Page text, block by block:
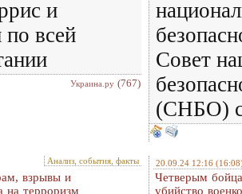
и
по всей
Украина.ру (767)
Совет
(СНБО)
Анализ, события, факты
взрывы и
на терроризм
20.09.24 12:16
Четверым
убийство